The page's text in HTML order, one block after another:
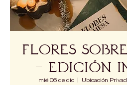
Flores
- Edición
mié 06 de dic
  |
Ubicación